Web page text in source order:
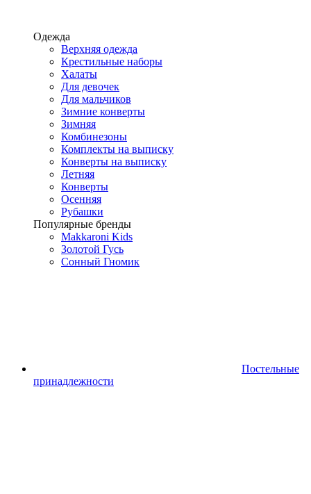
Одежда
Верхняя одежда
Крестильные наборы
Халаты
Для девочек
Для мальчиков
Зимние конверты
Зимняя
Комбинезоны
Комплекты на выписку
Конверты на выписку
Летняя
Конверты
Осенняя
Рубашки
Популярные бренды
Makkaroni Kids
Золотой Гусь
Сонный Гномик
Постельные
принадлежности